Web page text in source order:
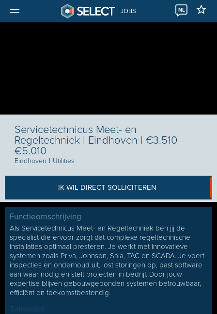
JOBS NL
Servicetechnicus Meet- en
Regeltechniek | Eindhoven | €3.510 –
€5.010
Eindhoven I Utilities
IK WIL DIRECT SOLLICITEREN
Functieomschrijving
Als Servicetechnicus Meet- en Regeltechniek ben jij de
specialist die ervoor zorgt dat complexe regeltechnische
installaties optimaal presteren. Je werkt met innovatieve
systemen zoals Priva, Johnson, Saia, TAC en SCADA. Je voert
inspecties en onderhoud uit, lost storingen op, past software
aan waar nodig en stelt projecten in bedrijf. Door jouw
expertise blijven gebouwgebonden systemen betrouwbaar,
efficiënt en toekomstbestendig.